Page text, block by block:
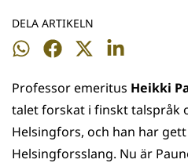
DELA ARTIKELN
Dela
WhatsApp
Dela
Facebook
Dela
Twitter
Dela
LinkedIn
Professor emeritus Heikki
talet forskat i finskt talspråk
Helsingfors, och han har
Helsingforsslang. Nu är